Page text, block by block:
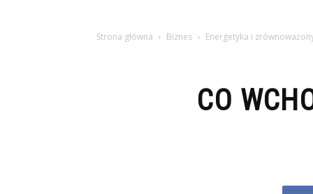
Strona główna Biznes Energetyka i
CO